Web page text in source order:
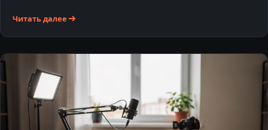
Читать далее